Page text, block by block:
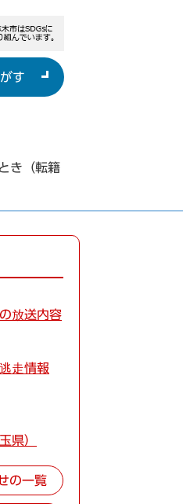
す
き（転籍
放送内容
走情報
県）
の一覧